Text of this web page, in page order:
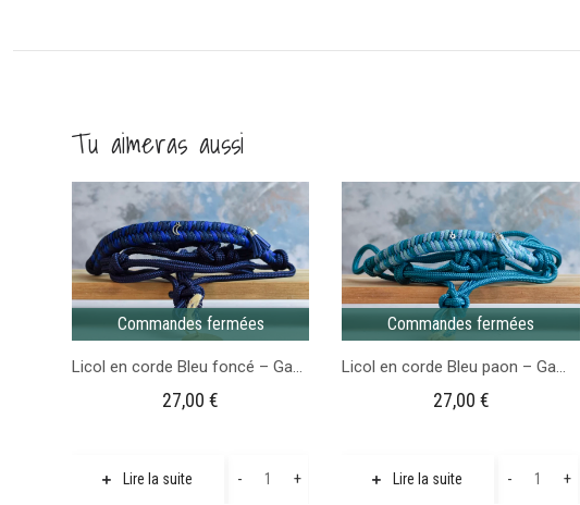
Tu aimeras aussi
Commandes fermées
27,00€
Lire la suite -
quantité
+
Commandes fermées
27,00 €
Lire la suite -
quantité
+